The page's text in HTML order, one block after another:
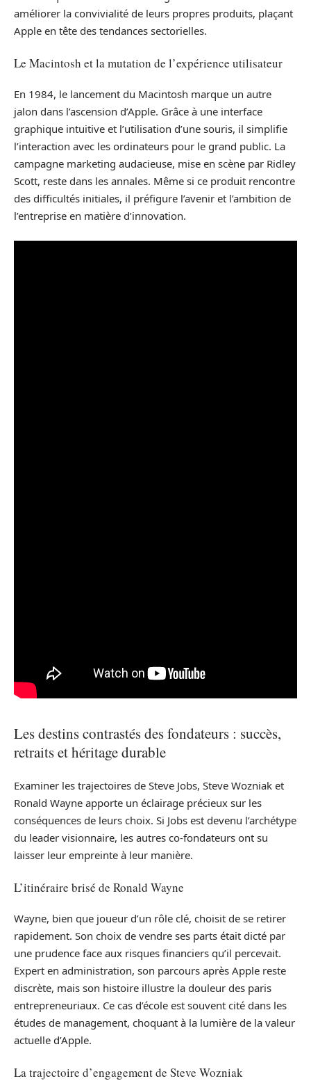
améliorer la convivialité de leurs propres produits, plaçant
Apple en tête des tendances sectorielles.
Le Macintosh et la mutation de l’expérience utilisateur
En 1984, le lancement du Macintosh marque un autre
jalon dans l’ascension d’Apple. Grâce à une interface
graphique intuitive et l’utilisation d’une souris, il simplifie
l’interaction avec les ordinateurs pour le grand public. La
campagne marketing audacieuse, mise en scène par Ridley
Scott, reste dans les annales. Même si ce produit rencontre
des difficultés initiales, il préfigure l’avenir et l’ambition de
l’entreprise en matière d’innovation.
Les destins contrastés des fondateurs : succès,
retraits et héritage durable
Examiner les trajectoires de Steve Jobs, Steve Wozniak et
Ronald Wayne apporte un éclairage précieux sur les
conséquences de leurs choix. Si Jobs est devenu l’archétype
du leader visionnaire, les autres co-fondateurs ont su
laisser leur empreinte à leur manière.
L’itinéraire brisé de Ronald Wayne
Wayne, bien que joueur d’un rôle clé, choisit de se retirer
rapidement. Son choix de vendre ses parts était dicté par
une prudence face aux risques financiers qu’il percevait.
Expert en administration, son parcours après Apple reste
discrète, mais son histoire illustre la douleur des paris
entrepreneuriaux. Ce cas d’école est souvent cité dans les
études de management, choquant à la lumière de la valeur
actuelle d’Apple.
La trajectoire d’engagement de Steve Wozniak